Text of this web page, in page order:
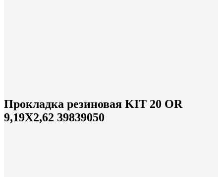
Прокладка резиновая KIT 20 OR
9,19X2,62 39839050